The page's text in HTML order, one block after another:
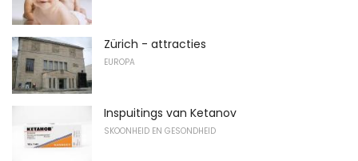
Zürich - attracties
EUROPA
Inspuitings van Ketanov
SKOONHEID EN GESONDHEID